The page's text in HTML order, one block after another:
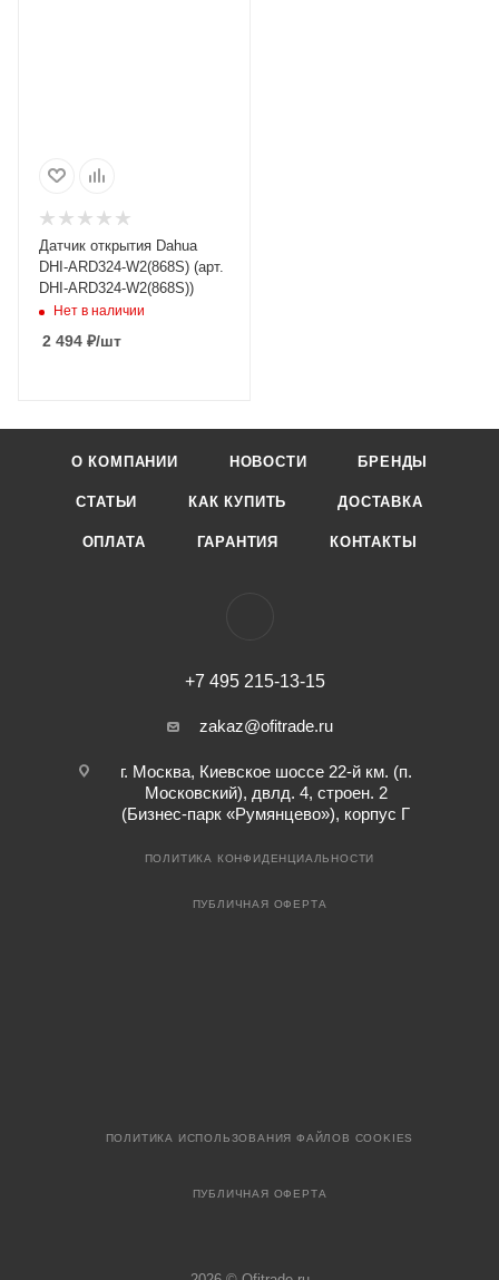
Датчик открытия Dahua
DHI-ARD324-W2(868S) (арт.
DHI-ARD324-W2(868S))
Нет в наличии
2 494 ₽/шт
О КОМПАНИИ НОВОСТИ БРЕНДЫ
СТАТЬИ КАК КУПИТЬ ДОСТАВКА
ОПЛАТА ГАРАНТИЯ КОНТАКТЫ
+7 495 215-13-15
zakaz@ofitrade.ru
г. Москва, Киевское шоссе 22-й км. (п.
Московский), двлд. 4, строен. 2
(Бизнес-парк «Румянцево»), корпус Г
ПОЛИТИКА КОНФИДЕНЦИАЛЬНОСТИ
ПУБЛИЧНАЯ ОФЕРТА
ПОЛИТИКА ИСПОЛЬЗОВАНИЯ ФАЙЛОВ COOKIES
ПУБЛИЧНАЯ ОФЕРТА